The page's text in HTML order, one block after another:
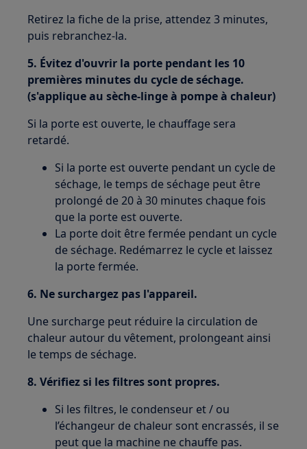
Retirez la fiche de la prise, attendez 3 minutes,
puis rebranchez-la.
5. Évitez d'ouvrir la porte pendant les 10
premières minutes du cycle de séchage.
(s'applique au sèche-linge à pompe à chaleur)
Si la porte est ouverte, le chauffage sera
retardé.
Si la porte est ouverte pendant un cycle de
séchage, le temps de séchage peut être
prolongé de 20 à 30 minutes chaque fois
que la porte est ouverte.
La porte doit être fermée pendant un cycle
de séchage. Redémarrez le cycle et laissez
la porte fermée.
6. Ne surchargez pas l'appareil.
Une surcharge peut réduire la circulation de
chaleur autour du vêtement, prolongeant ainsi
le temps de séchage.
8. Vérifiez si les filtres sont propres.
Si les filtres, le condenseur et / ou
l’échangeur de chaleur sont encrassés, il se
peut que la machine ne chauffe pas.